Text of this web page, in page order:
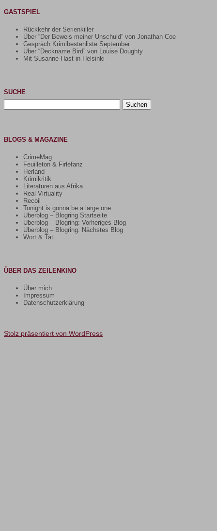
GASTSPIEL
Rückkehr der Serienkiller
Über “Der Beweis meiner Unschuld” von Jonathan Coe
Gespräch Krimibestenliste September
Über “Deckname Bird” von Louise Doughty
Mit Susanne Hast in Helsinki
SUCHE
Suchen
nach:
BLOGS & MAGAZINE
CrimeMag
Feuilleton & Firlefanz
Herland
Krimikritik
Literaturen aus Afrika
Real Virtuality
Recoil
Tonight is gonna be a large one
Uberblog – Blogring Startseite
Uberblog – Blogring: Vorheriges Blog
Uberblog – Blogring: Nächstes Blog
Wort & Tat
ÜBER DAS ZEILENKINO
Über mich
Impressum
Datenschutzerklärung
Stolz präsentiert von WordPress